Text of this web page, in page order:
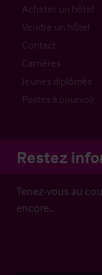
Acheter un hôtel
Vendre un hôtel
Contact
Carrières
Jeunes diplômés
Postes à pourvoir
Restez
Tenez-vous au
encore…